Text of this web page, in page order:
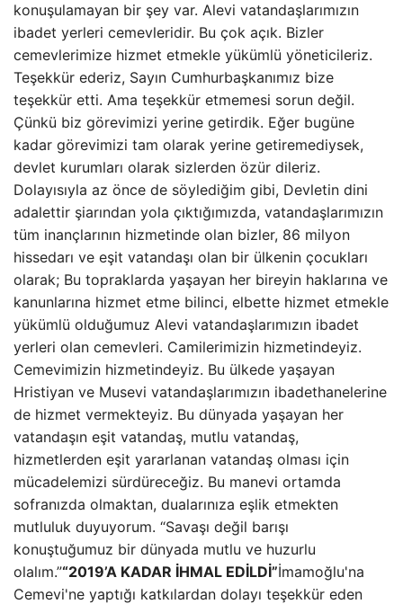
konuşulamayan bir şey var. Alevi vatandaşlarımızın
ibadet yerleri cemevleridir. Bu çok açık. Bizler
cemevlerimize hizmet etmekle yükümlü yöneticileriz.
Teşekkür ederiz, Sayın Cumhurbaşkanımız bize
teşekkür etti. Ama teşekkür etmemesi sorun değil.
Çünkü biz görevimizi yerine getirdik. Eğer bugüne
kadar görevimizi tam olarak yerine getiremediysek,
devlet kurumları olarak sizlerden özür dileriz.
Dolayısıyla az önce de söylediğim gibi, Devletin dini
adalettir şiarından yola çıktığımızda, vatandaşlarımızın
tüm inançlarının hizmetinde olan bizler, 86 milyon
hissedarı ve eşit vatandaşı olan bir ülkenin çocukları
olarak; Bu topraklarda yaşayan her bireyin haklarına ve
kanunlarına hizmet etme bilinci, elbette hizmet etmekle
yükümlü olduğumuz Alevi vatandaşlarımızın ibadet
yerleri olan cemevleri. Camilerimizin hizmetindeyiz.
Cemevimizin hizmetindeyiz. Bu ülkede yaşayan
Hristiyan ve Musevi vatandaşlarımızın ibadethanelerine
de hizmet vermekteyiz. Bu dünyada yaşayan her
vatandaşın eşit vatandaş, mutlu vatandaş,
hizmetlerden eşit yararlanan vatandaş olması için
mücadelemizi sürdüreceğiz. Bu manevi ortamda
sofranızda olmaktan, dualarınıza eşlik etmekten
mutluluk duyuyorum. “Savaşı değil barışı
konuştuğumuz bir dünyada mutlu ve huzurlu
olalım.”“2019’A KADAR İHMAL EDİLDİ”İmamoğlu'na
Cemevi'ne yaptığı katkılardan dolayı teşekkür eden